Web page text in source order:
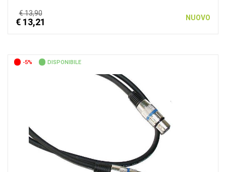
€ 13,90
€ 13,21 NUOVO
-5% DISPONIBILE